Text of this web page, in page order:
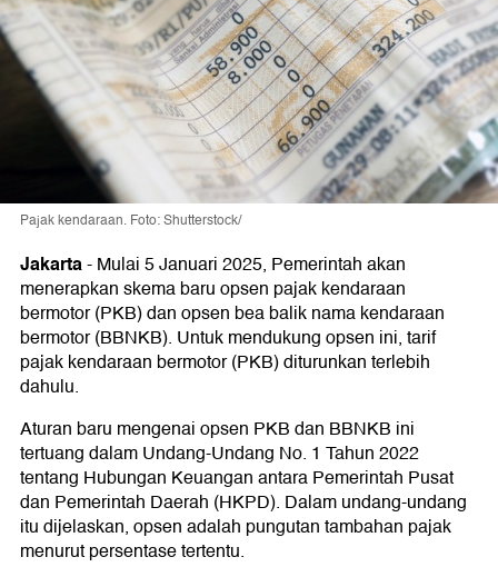
Pajak kendaraan. Foto: Shutterstock/
Jakarta-Mulai 5 Januari 2025, Pemerintah akan
menerapkan skema baru opsen pajak kendaraan
bermotor (PKB) dan opsen bea balik nama kendaraan
bermotor (BBNKB). Untuk mendukung opsen ini, tarif
pajak kendaraan bermotor (PKB) diturunkan terlebih
dahulu.
Aturan baru mengenai opsen PKB dan BBNKB ini
tertuang dalam Undang-Undang No. 1 Tahun 2022
tentang Hubungan Keuangan antara Pemerintah Pusat
dan Pemerintah Daerah (HKPD). Dalam undang-undang
itu dijelaskan, opsen adalah pungutan tambahan pajak
menurut persentase tertentu.